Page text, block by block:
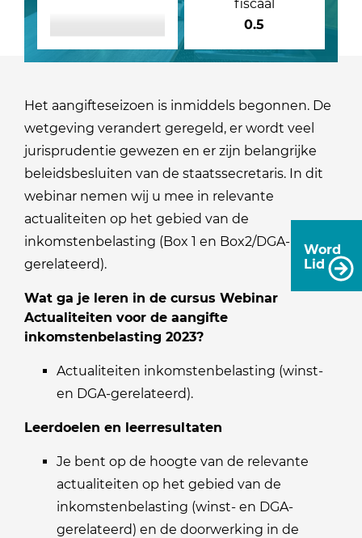
Word
Lid
fiscaal
0.5
Het aangifteseizoen is inmiddels begonnen. De
wetgeving verandert geregeld, er wordt veel
jurisprudentie gewezen en er zijn belangrijke
beleidsbesluiten van de staatssecretaris. In dit
webinar nemen wij u mee in relevante
actualiteiten op het gebied van de
inkomstenbelasting (Box 1 en Box2/DGA-
gerelateerd).
Wat ga je leren in de cursus Webinar
Actualiteiten voor de aangifte
inkomstenbelasting 2023?
Actualiteiten inkomstenbelasting (winst-
en DGA-gerelateerd).
Leerdoelen en leerresultaten
Je bent op de hoogte van de relevante
actualiteiten op het gebied van de
inkomstenbelasting (winst- en DGA-
gerelateerd) en de doorwerking in de